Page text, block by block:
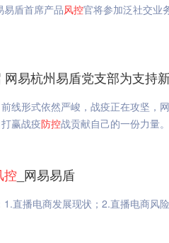
盾首席产品风控官将参加泛社交业
易杭州易盾党支部为支持
线形式依然严峻，战疫正在攻坚，
赢战疫防控战贡献自己的一份力量
控 _网易易盾
1.直播电商发展现状；2.直播电商风